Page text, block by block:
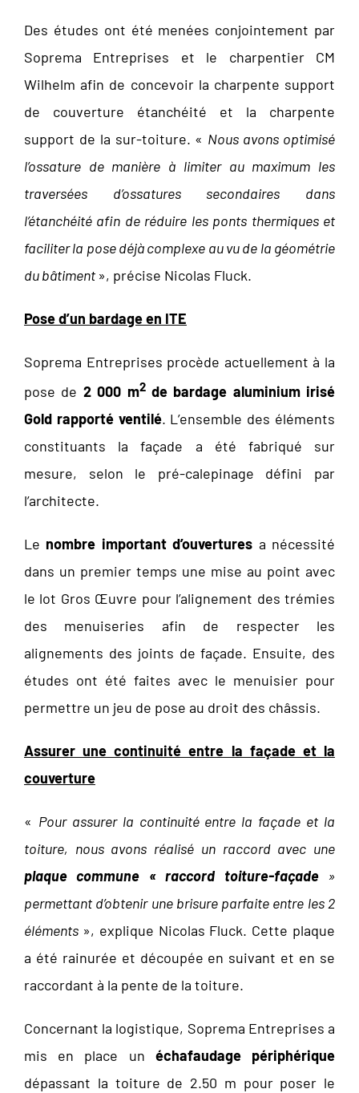
Des études ont été menées conjointement par
Soprema Entreprises et le charpentier CM
Wilhelm afin de concevoir la charpente support
de couverture étanchéité et la charpente
support de la sur-toiture. « Nous avons optimisé
l’ossature de manière à limiter au maximum les
traversées d’ossatures secondaires dans
l’étanchéité afin de réduire les ponts thermiques et
faciliter la pose déjà complexe au vu de la géométrie
du bâtiment », précise Nicolas Fluck.
Pose d’un bardage en ITE
Soprema Entreprises procède actuellement à la
pose de 2 000 m2de bardage aluminium irisé
Gold rapporté ventilé. L’ensemble des éléments
constituants la façade a été fabriqué sur
mesure, selon le pré-calepinage défini par
l’architecte.
Le nombre important d’ouvertures a nécessité
dans un premier temps une mise au point avec
le lot Gros Œuvre pour l’alignement des trémies
des menuiseries afin de respecter les
alignements des joints de façade. Ensuite, des
études ont été faites avec le menuisier pour
permettre un jeu de pose au droit des châssis.
Assurer une continuité entre la façade et la
couverture
« Pour assurer la continuité entre la façade et la
toiture, nous avons réalisé un raccord avec une
plaque commune « raccord toiture-façade »
permettant d’obtenir une brisure parfaite entre les 2
éléments », explique Nicolas Fluck. Cette plaque
a été rainurée et découpée en suivant et en se
raccordant à la pente de la toiture.
Concernant la logistique, Soprema Entreprises a
mis en place un échafaudage périphérique
dépassant la toiture de 2.50 m pour poser le